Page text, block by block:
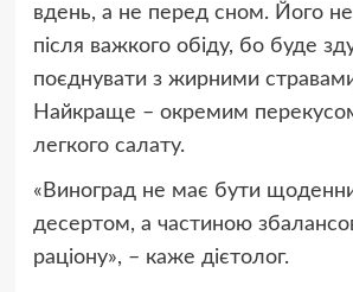
вдень, а не перед сном. Його не
після важкого обіду, бо буде
поєднувати з жирними
Найкраще – окремим
легкого салату.
«Виноград не має бути
десертом, а частиною
раціону», – каже дієтолог.